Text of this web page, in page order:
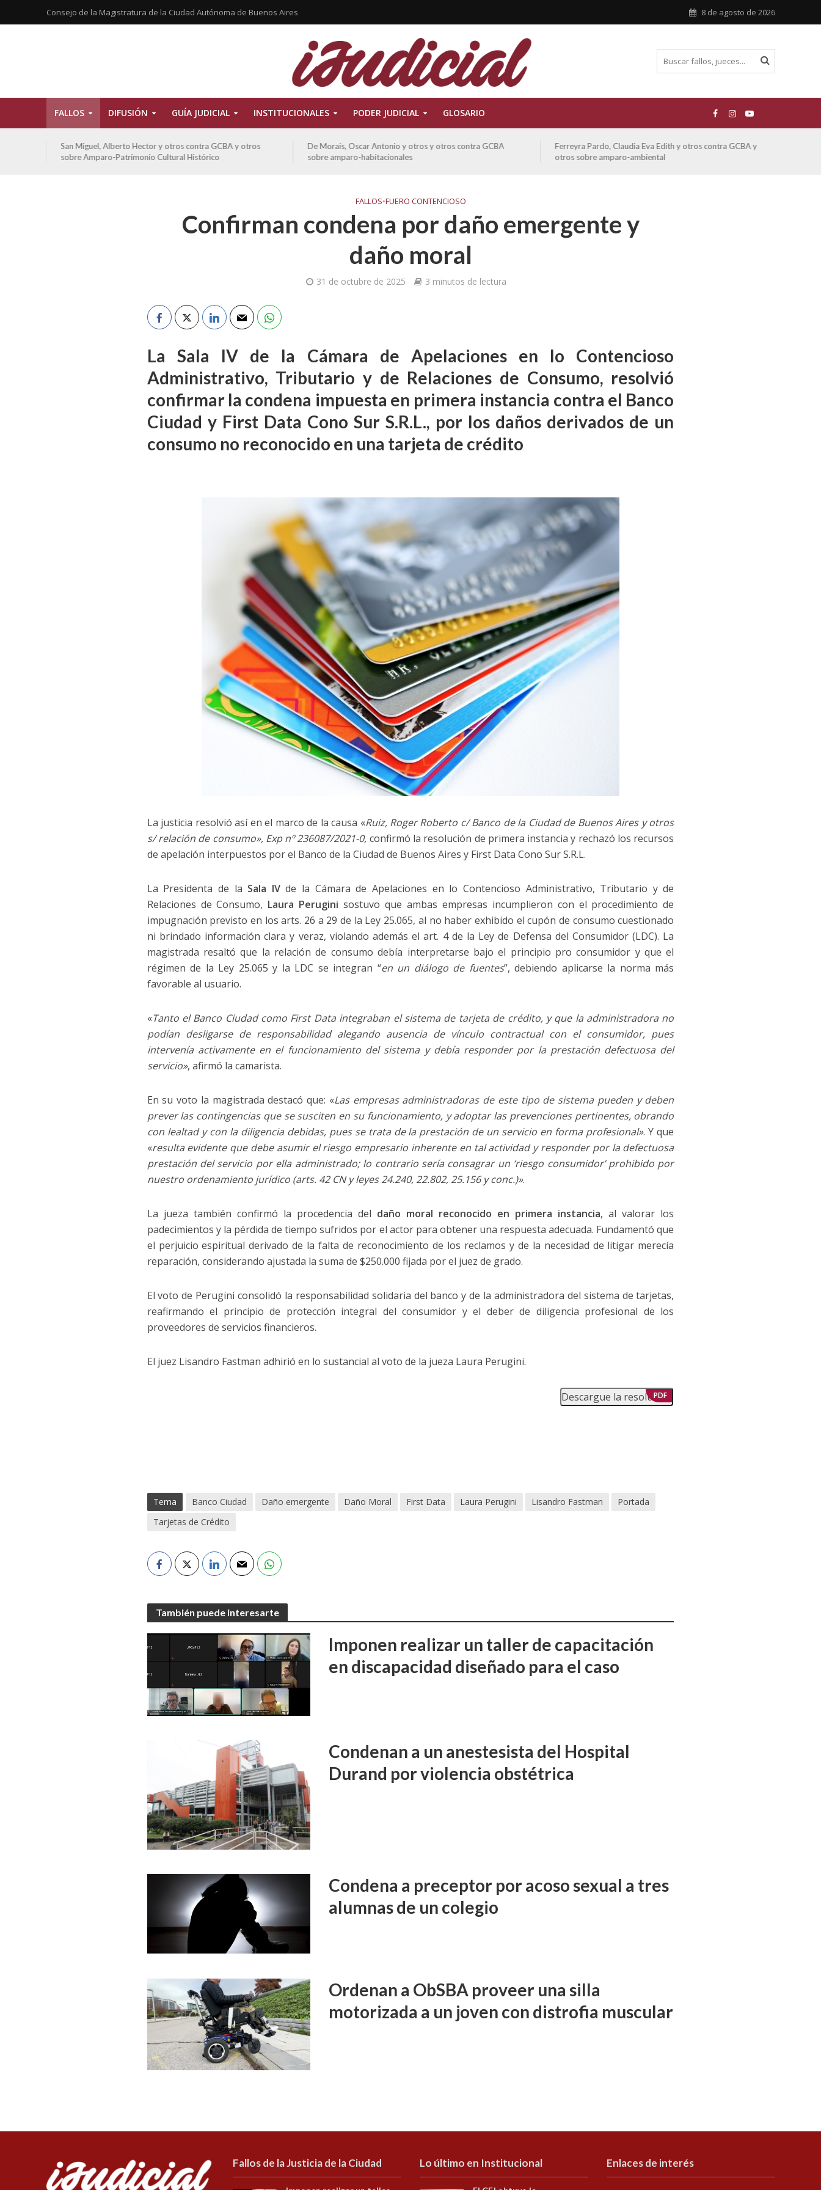
Consejo de la Magistratura de la Ciudad Autónoma de Buenos Aires 8 de agosto de 2026
FALLOS DIFUSIÓN GUÍA JUDICIAL INSTITUCIONALES PODER JUDICIAL GLOSARIO
San Miguel, Alberto Hector y otros contra GCBA y otros
sobre Amparo-Patrimonio Cultural Histórico
De Morais, Oscar Antonio y otros y otros contra GCBA
sobre amparo-habitacionales
Ferreyra Pardo, Claudia Eva Edith y otros contra GCBA y
otros sobre amparo-ambiental
FALLOS•FUERO CONTENCIOSO
Confirman condena por daño emergente y
daño moral
31 de octubre de 2025 3 minutos de lectura
La Sala IV de la Cámara de Apelaciones en lo Contencioso
Administrativo, Tributario y de Relaciones de Consumo, resolvió
confirmar la condena impuesta en primera instancia contra el Banco
Ciudad y First Data Cono Sur S.R.L., por los daños derivados de un
consumo no reconocido en una tarjeta de crédito
La justicia resolvió así en el marco de la causa «Ruiz, Roger Roberto c/ Banco de la Ciudad de Buenos Aires y otros
s/ relación de consumo», Exp nº 236087/2021-0, confirmó la resolución de primera instancia y rechazó los recursos
de apelación interpuestos por el Banco de la Ciudad de Buenos Aires y First Data Cono Sur S.R.L.
La Presidenta de la Sala IVde la Cámara de Apelaciones en lo Contencioso Administrativo, Tributario y de
Relaciones de Consumo, Laura Perugini sostuvo que ambas empresas incumplieron con el procedimiento de
impugnación previsto en los arts. 26 a 29 de la Ley 25.065, al no haber exhibido el cupón de consumo cuestionado
ni brindado información clara y veraz, violando además el art. 4 de la Ley de Defensa del Consumidor (LDC). La
magistrada resaltó que la relación de consumo debía interpretarse bajo el principio pro consumidor y que el
régimen de la Ley 25.065 y la LDC se integran “en un diálogo de fuentes”, debiendo aplicarse la norma más
favorable al usuario.
«Tanto el Banco Ciudad como First Data integraban el sistema de tarjeta de crédito, y que la administradora no
podían desligarse de responsabilidad alegando ausencia de vínculo contractual con el consumidor, pues
intervenía activamente en el funcionamiento del sistema y debía responder por la prestación defectuosa del
servicio», afirmó la camarista.
En su voto la magistrada destacó que: «Las empresas administradoras de este tipo de sistema pueden y deben
prever las contingencias que se susciten en su funcionamiento, y adoptar las prevenciones pertinentes, obrando
con lealtad y con la diligencia debidas, pues se trata de la prestación de un servicio en forma profesional». Y que
«resulta evidente que debe asumir el riesgo empresario inherente en tal actividad y responder por la defectuosa
prestación del servicio por ella administrado; lo contrario sería consagrar un ‘riesgo consumidor’ prohibido por
nuestro ordenamiento jurídico (arts. 42 CN y leyes 24.240, 22.802, 25.156 y conc.)».
La jueza también confirmó la procedencia del daño moral reconocido en primera instancia, al valorar los
padecimientos y la pérdida de tiempo sufridos por el actor para obtener una respuesta adecuada. Fundamentó que
el perjuicio espiritual derivado de la falta de reconocimiento de los reclamos y de la necesidad de litigar merecía
reparación, considerando ajustada la suma de $250.000 fijada por el juez de grado.
El voto de Perugini consolidó la responsabilidad solidaria del banco y de la administradora del sistema de tarjetas,
reafirmando el principio de protección integral del consumidor y el deber de diligencia profesional de los
proveedores de servicios financieros.
El juez Lisandro Fastman adhirió en lo sustancial al voto de la jueza Laura Perugini.
Descargue la resolución
PDF
Tema Banco Ciudad Daño emergente Daño Moral First Data Laura Perugini Lisandro Fastman
Portada
Tarjetas de Crédito
También puede interesarte
Imponen realizar un taller de capacitación
en discapacidad diseñado para el caso
Condenan a un anestesista del Hospital
Durand por violencia obstétrica
Condena a preceptor por acoso sexual a tres
alumnas de un colegio
Ordenan a ObSBA proveer una silla
motorizada a un joven con distrofia muscular
Fallos de la Justicia de la Ciudad Lo último en Institucional Enlaces de interés